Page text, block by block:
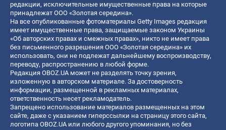
редакции, исключительные имущественные права на которые
принадлежат ООО «Золотая середина».
На все опубликованные фотоматериалы Getty Images редакция
имеет имущественные права, защищаемые законом Украины
«Об авторских правах и смежных правах», никто не имеет права
без письменного разрешения ООО «Золотая середина» их
использовать, они не подлежат дальнейшему воспроизводству,
переводу, распространению в любой форме.
Редакция OBOZ.UA может не разделять точку зрения,
изложенную в авторском материале. За достоверность
информации, размещенной в рекламных материалах,
ответственность несет рекламодатель.
Запрещено использование материалов размещенных на этом
сайте, даже с указанием гиперссылки на страницу этого сайта,
логотипа OBOZ.UA или любого другого упоминания, но без